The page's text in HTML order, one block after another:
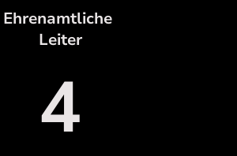
Ehrenamtliche
Leiter
4